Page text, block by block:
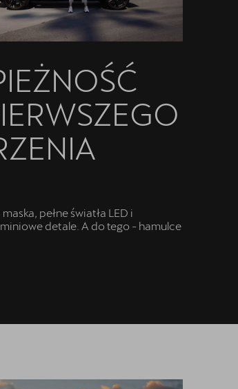
pełne światła LED i
detale. A do tego - hamulce